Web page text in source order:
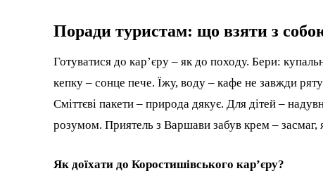
Поради туристам: що взяти з
Готуватися до кар’єру – як до походу. Бери:
кепку – сонце пече. Їжу, воду – кафе не завжди
Сміттєві пакети – природа дякує. Для дітей –
розумом. Приятель з Варшави забув крем – засмаг,
Як доїхати до Коростишівського кар’єру?